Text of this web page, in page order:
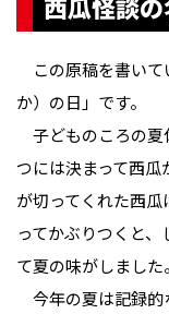
この原稿を書いて
か）の日」です。
子どものころの夏
つには決まって西
が切ってくれた西
ってかぶりつくと
て夏の味がしました。
今年の夏は記録的